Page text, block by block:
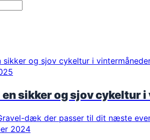
en sikker og sjov cykeltur
2024